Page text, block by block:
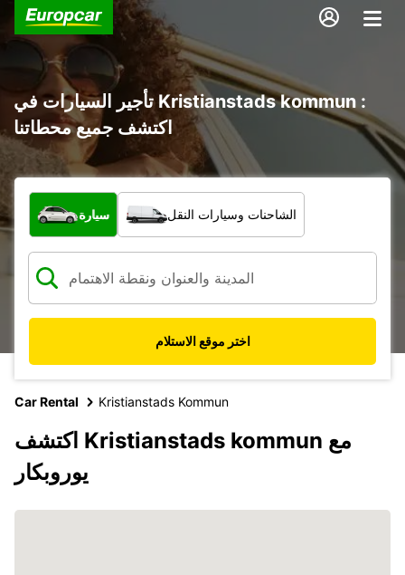
تأجير السيارات في Kristianstads kommun :
اكتشف جميع محطاتنا
ما نوع المركبة؟
سيارة الشاحنات وسيارات النقل
اختر موقع الاستلام
Car Rental Kristianstads Kommun
اكتشف Kristianstads kommun مع
يوروبكار